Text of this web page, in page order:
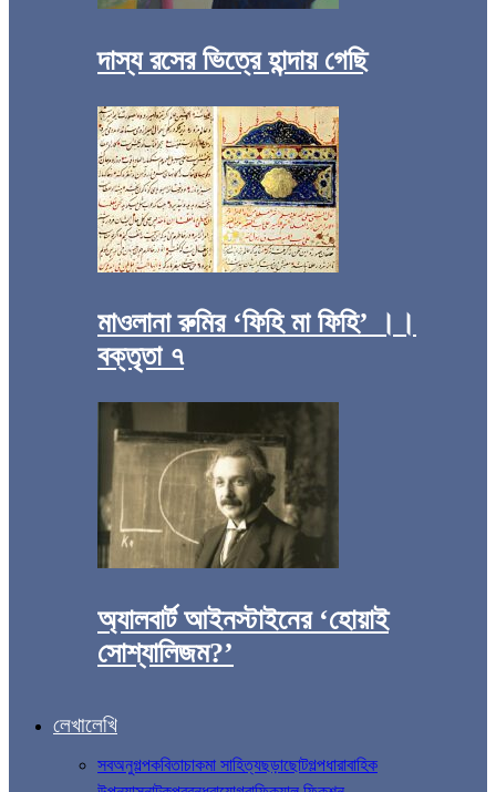
দাস্য রসের ভিত্রে হান্দায় গেছি
মাওলানা রুমির ‘ফিহি মা ফিহি’ ।।
বক্তৃতা ৭
অ্যালবার্ট আইনস্টাইনের ‘হোয়াই
সোশ্যালিজম?’
লেখালেখি
সবঅনুগল্পকবিতাচাকমা সাহিত্যছড়াছোটগল্পধারাবাহিক